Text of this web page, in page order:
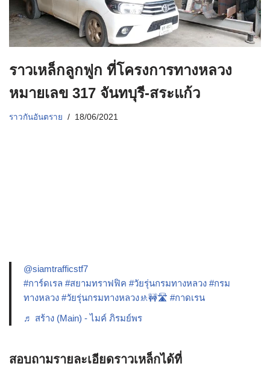
ราวเหล็กลูกฟูก ที่โครงการทางหลวง
หมายเลข 317 จันทบุรี-สระแก้ว
ราวกันอันตราย 18/06/2021
@siamtrafficstf7
#การ์ดเรล #สยามทราฟฟิค #วัยรุ่นกรมทางหลวง #กรม
ทางหลวง #วัยรุ่นกรมทางหลวง🚸🚧🛣️ #กาดเรน
♬ สร้าง (Main) - ไมค์ ภิรมย์พร
สอบถามรายละเอียดราวเหล็กได้ที่